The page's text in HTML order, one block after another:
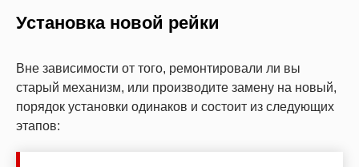
Установка новой рейки
Вне зависимости от того, ремонтировали ли вы
старый механизм, или производите замену на новый,
порядок установки одинаков и состоит из следующих
этапов: